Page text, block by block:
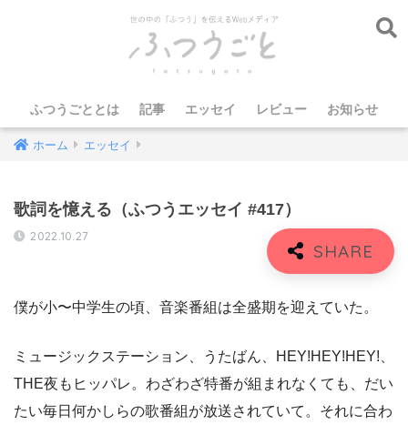
ふつうごととは 記事 エッセイ レビュー お知らせ
ホーム エッセイ
歌詞を憶える（ふつうエッセイ #417）
2022.10.27
僕が小〜中学生の頃、音楽番組は全盛期を迎えていた。
ミュージックステーション、うたばん、HEY!HEY!HEY!、
THE夜もヒッパレ。わざわざ特番が組まれなくても、だい
たい毎日何かしらの歌番組が放送されていて。それに合わ